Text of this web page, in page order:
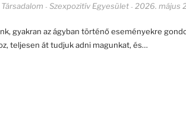
Társadalom - Szexpozitív Egyesület - 2026. május
gyakran az ágyban történő eseményekre
teljesen át tudjuk adni magunkat, és…